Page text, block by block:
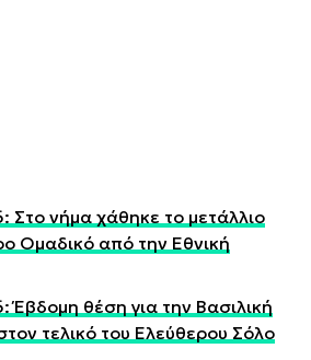
Στο νήμα χάθηκε το μετάλλιο
Ομαδικό από την Εθνική
Έβδομη θέση για την Βασιλική
τελικό του Ελεύθερου Σόλο